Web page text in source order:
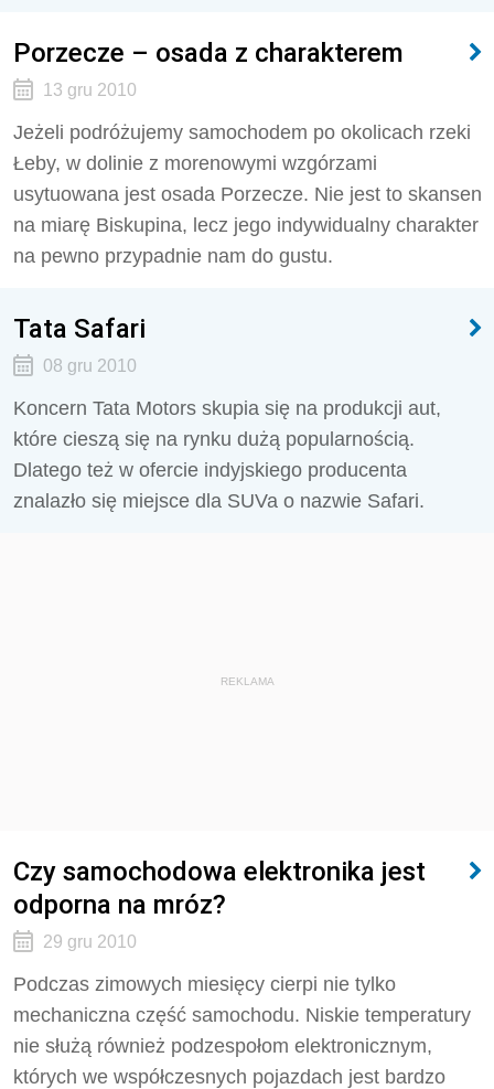
Porzecze – osada z charakterem
13 gru 2010
Jeżeli podróżujemy samochodem po okolicach rzeki
Łeby, w dolinie z morenowymi wzgórzami
usytuowana jest osada Porzecze. Nie jest to skansen
na miarę Biskupina, lecz jego indywidualny charakter
na pewno przypadnie nam do gustu.
Tata Safari
08 gru 2010
Koncern Tata Motors skupia się na produkcji aut,
które cieszą się na rynku dużą popularnością.
Dlatego też w ofercie indyjskiego producenta
znalazło się miejsce dla SUVa o nazwie Safari.
REKLAMA
Czy samochodowa elektronika jest
odporna na mróz?
29 gru 2010
Podczas zimowych miesięcy cierpi nie tylko
mechaniczna część samochodu. Niskie temperatury
nie służą również podzespołom elektronicznym,
których we współczesnych pojazdach jest bardzo